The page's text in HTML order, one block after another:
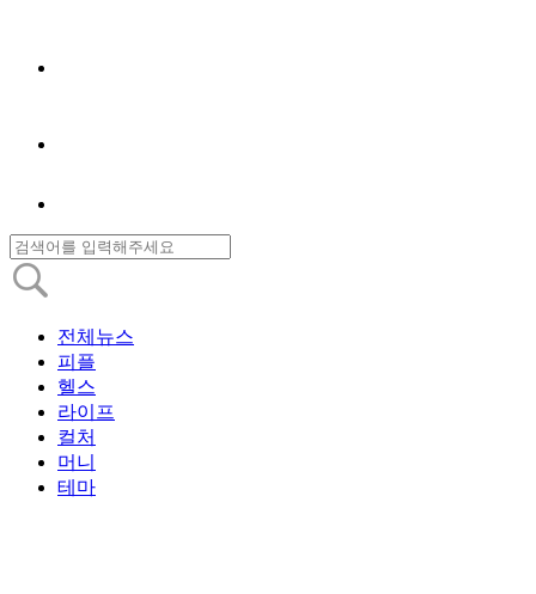
전체뉴스
피플
헬스
라이프
컬처
머니
테마